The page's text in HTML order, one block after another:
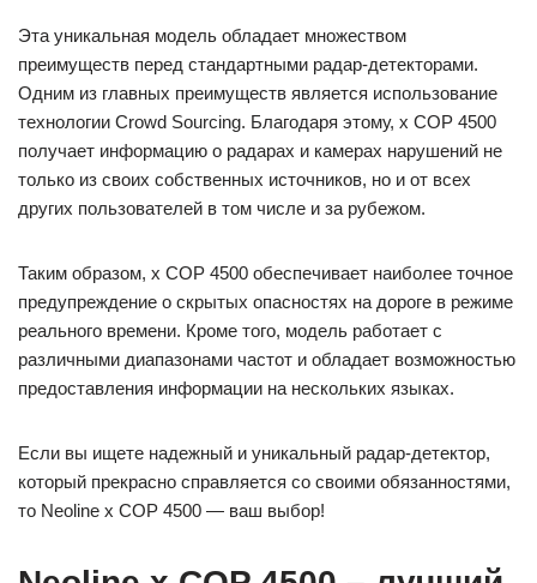
Эта уникальная модель обладает множеством
преимуществ перед стандартными радар-детекторами.
Одним из главных преимуществ является использование
технологии Crowd Sourcing. Благодаря этому, x COP 4500
получает информацию о радарах и камерах нарушений не
только из своих собственных источников, но и от всех
других пользователей в том числе и за рубежом.
Таким образом, x COP 4500 обеспечивает наиболее точное
предупреждение о скрытых опасностях на дороге в режиме
реального времени. Кроме того, модель работает с
различными диапазонами частот и обладает возможностью
предоставления информации на нескольких языках.
Если вы ищете надежный и уникальный радар-детектор,
который прекрасно справляется со своими обязанностями,
то Neoline x COP 4500 — ваш выбор!